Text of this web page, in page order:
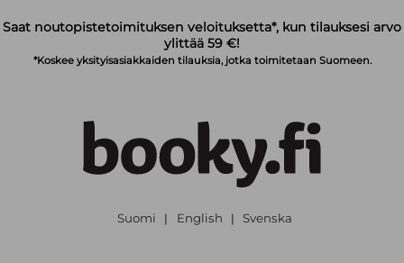
Saat noutopistetoimituksen veloituksetta*, kun tilauksesi arvo
ylittää 59 €!
*Koskee yksityisasiakkaiden tilauksia, jotka toimitetaan Suomeen.
Suomi | English | Svenska